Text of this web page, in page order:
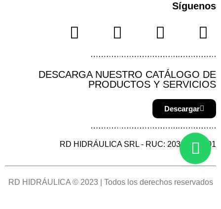
Síguenos
DESCARGA NUESTRO CATÁLOGO DE
PRODUCTOS Y SERVICIOS
Descargar
RD HIDRÁULICA SRL - RUC: 20387144901
RD HIDRÁULICA © 2023 | Todos los derechos reservados